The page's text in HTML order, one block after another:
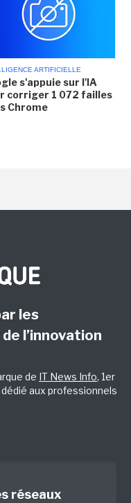
ARTIFICIELLE
s'appuie sur l'IA
corriger 1 072 failles
Chrome
les
l’innovation
de IT News Info, 1er
aux professionnels
réseaux